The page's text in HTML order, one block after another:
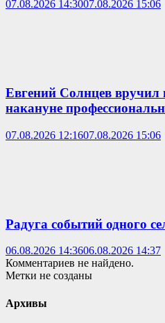
07.08.2026 14:3007.08.2026 15:06
Евгений Солнцев вручил
накануне
07.08.2026 12:1607.08.2026 15:06
Радуга событий одного
06.08.2026 14:3606.08.2026 14:37
Комментариев не найдено.
Метки не созданы
Архивы